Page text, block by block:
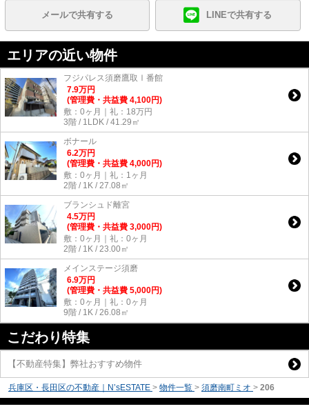
メールで共有する LINEで共有する
エリアの近い物件
フジパレス須磨鷹取Ⅰ番館
7.9万円
(管理費・共益費 4,100円)
敷：0ヶ月｜礼：18万円
3階 / 1LDK / 41.29㎡
ボナール
6.2万円
(管理費・共益費 4,000円)
敷：0ヶ月｜礼：1ヶ月
2階 / 1K / 27.08㎡
ブランシュド離宮
4.5万円
(管理費・共益費 3,000円)
敷：0ヶ月｜礼：0ヶ月
2階 / 1K / 23.00㎡
メインステージ須磨
6.9万円
(管理費・共益費 5,000円)
敷：0ヶ月｜礼：0ヶ月
9階 / 1K / 26.08㎡
こだわり特集
【不動産特集】弊社おすすめ物件
兵庫区・長田区の不動産｜N’sESTATE > 物件一覧 > 須磨南町ミオ > 206